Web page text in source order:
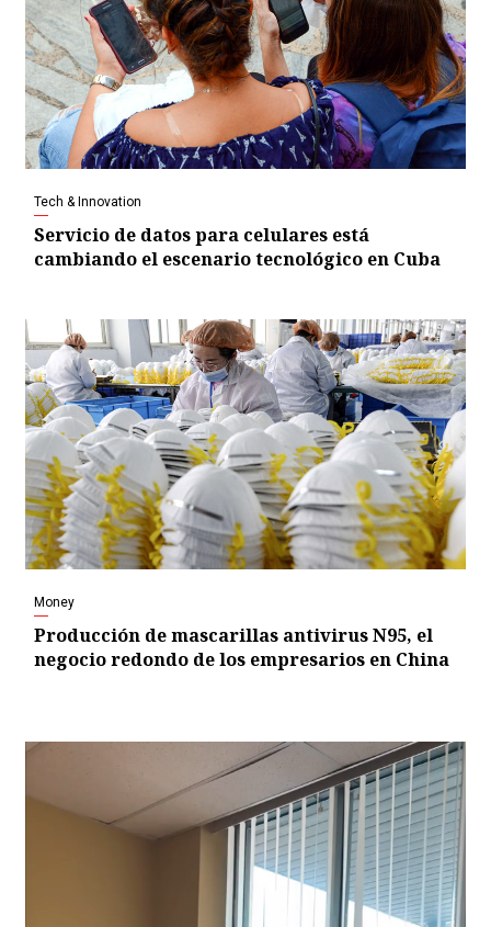
Tech & Innovation
Servicio de datos para celulares está
cambiando el escenario tecnológico en Cuba
Money
Producción de mascarillas antivirus N95, el
negocio redondo de los empresarios en China
Video